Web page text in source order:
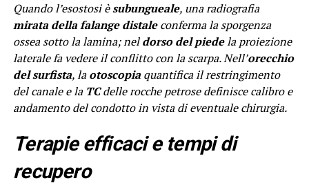
Quando l’esostosi èsubungueale, una radiografia
mirata della falange distaleconferma la sporgenza
ossea sotto la lamina; neldorso del piedela proiezione
laterale fa vedere il conflitto con la scarpa. Nell’orecchio
del surfista, laotoscopiaquantifica il restringimento
del canale e la TCdelle rocche petrose definisce calibro e
andamento del condotto in vista di eventuale chirurgia.
Terapie efficaci e tempi di
recupero